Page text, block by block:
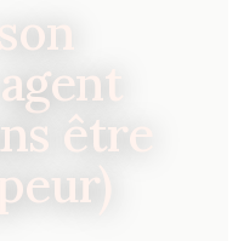
être